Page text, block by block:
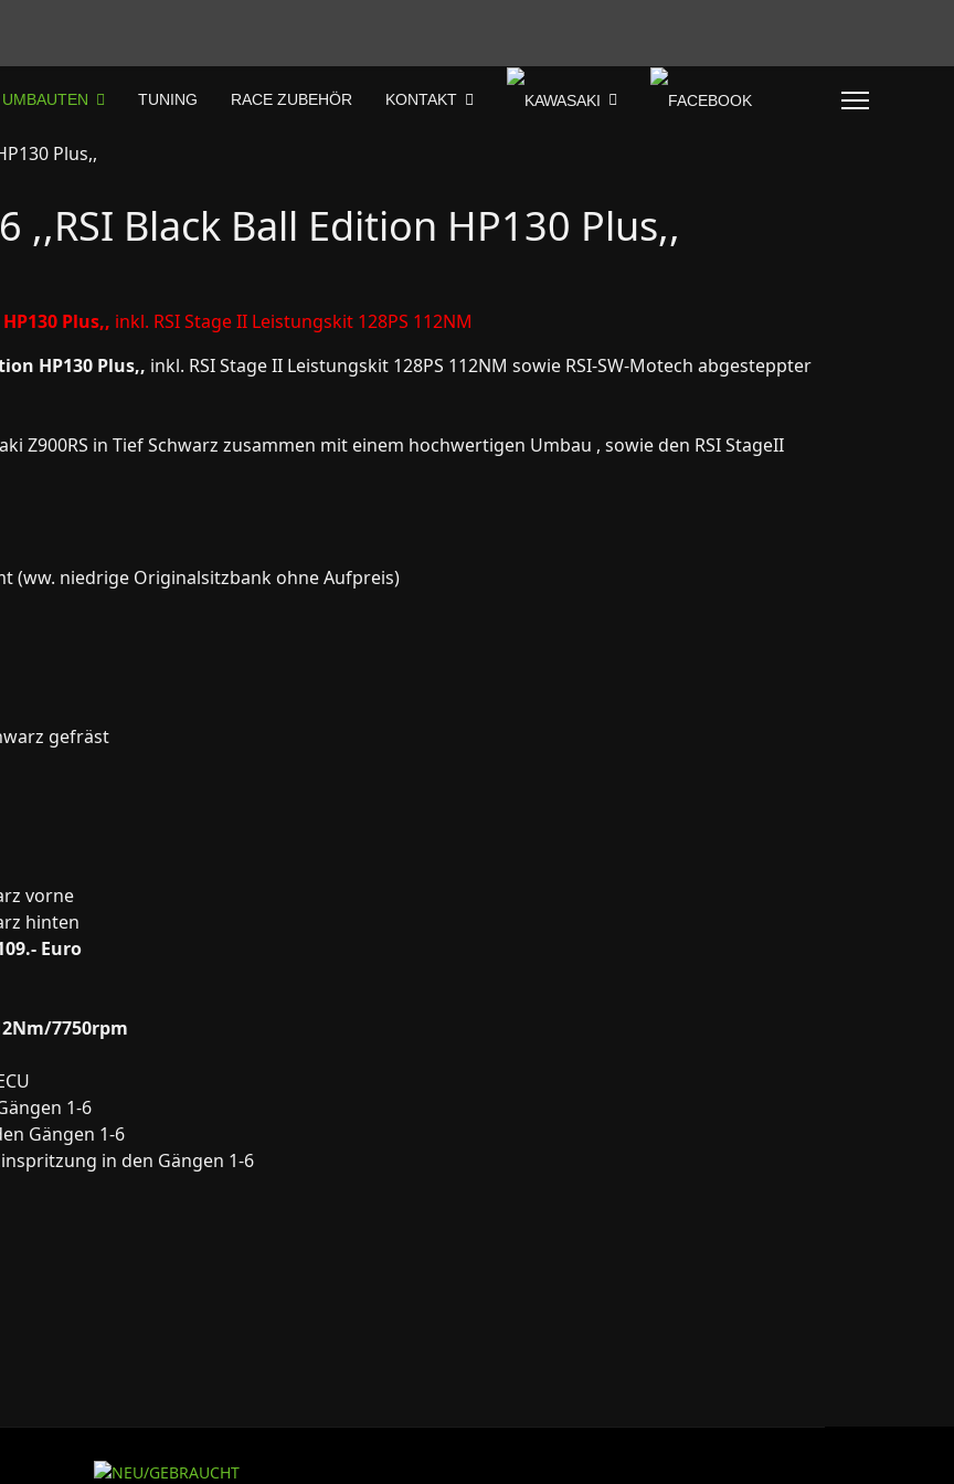
UMBAUTEN TUNING RACE ZUBEHÖR KONTAKT
,,RSI Black Ball Edition HP130 Plus,,
Plus,, inkl. RSI Stage II Leistungskit 128PS 112NM
HP130 Plus,, inkl. RSI Stage II Leistungskit 128PS 112NM sowie RSI-SW-Motech abgesteppter
Z900RS in Tief Schwarz zusammen mit einem hochwertigen Umbau , sowie den RSI StageII
(ww. niedrige Originalsitzbank ohne Aufpreis)
gefräst
vorne
hinten
Euro
7750rpm
1-6
Gängen 1-6
in den Gängen 1-6